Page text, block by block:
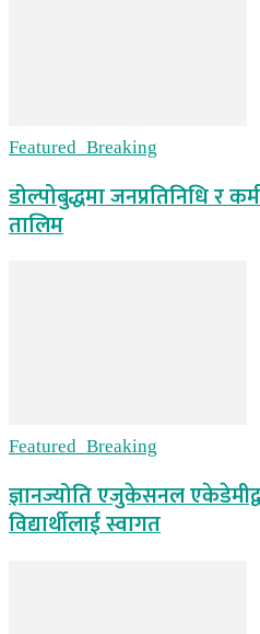
Featured_Breaking
डोल्पोबुद्धमा जनप्रतिनिधि र
तालिम
Featured_Breaking
ज्ञानज्योति एजुकेसनल
विद्यार्थीलाई स्वागत